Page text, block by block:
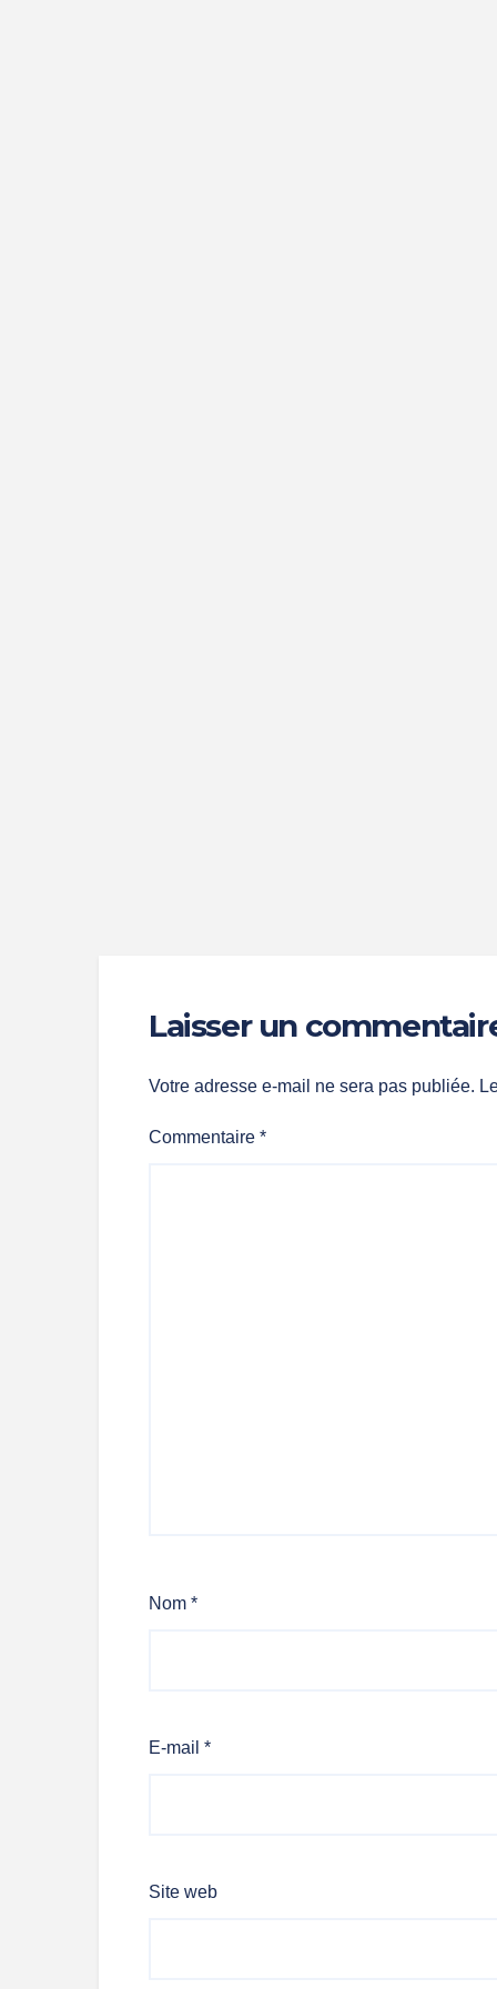
Laisser un
Votre adresse e-mail ne sera pas publiée.
Commentaire *
Nom *
E-mail *
Site web